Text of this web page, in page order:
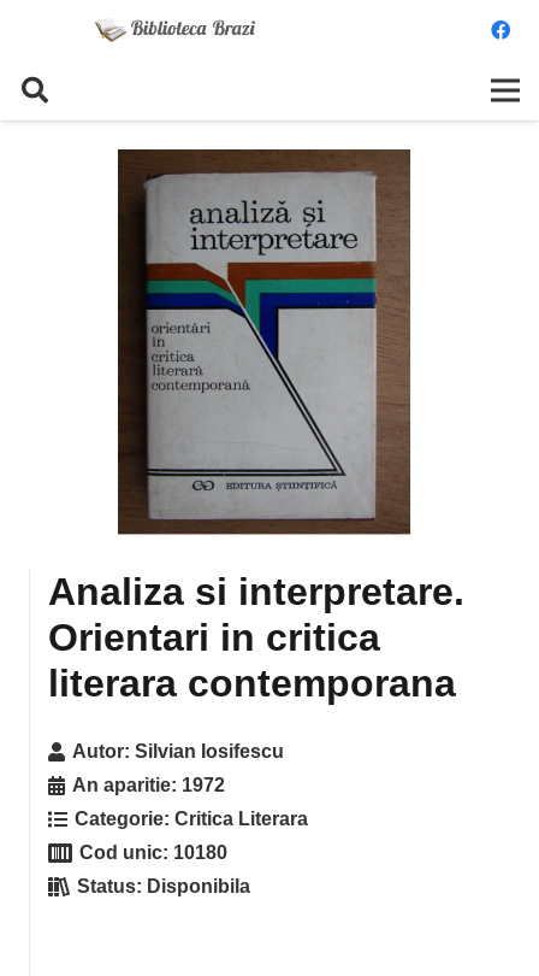
Analiza si interpretare.
Orientari in critica
literara contemporana
Autor:Silvian Iosifescu
An aparitie: 1972
Categorie:Critica Literara
Cod unic: 10180
Status: Disponibila